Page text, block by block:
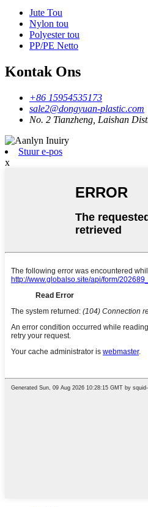
Jute Tou
Nylon tou
Polyester tou
PP/PE Netto
Kontak Ons
+86 15954535173
sale2@dongyuan-plastic.com
No. 2 Tianzheng, Laishan
Stuur e-pos
x